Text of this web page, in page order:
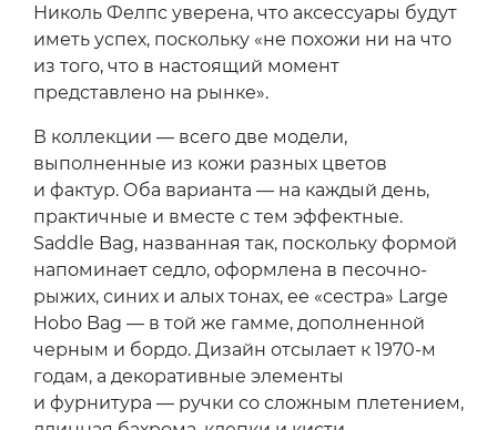
Николь Фелпс уверена, что аксессуары будут
иметь успех, поскольку «не похожи ни на что
из того, что в настоящий момент
представлено на рынке».
В коллекции — всего две модели,
выполненные из кожи разных цветов
и фактур. Оба варианта — на каждый день,
практичные и вместе с тем эффектные.
Saddle Bag, названная так, поскольку формой
напоминает седло, оформлена в песочно-
рыжих, синих и алых тонах, ее «сестра» Large
Hobo Bag — в той же гамме, дополненной
черным и бордо. Дизайн отсылает к 1970-м
годам, а декоративные элементы
и фурнитура — ручки со сложным плетением,